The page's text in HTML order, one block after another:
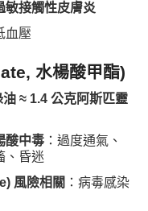
敏接觸性皮膚炎
血壓
水楊酸甲酯)
油 ≈ 1.4 公克阿斯匹靈
酸中毒 ：過度通氣、
、昏迷
風險相關 ：病毒感染